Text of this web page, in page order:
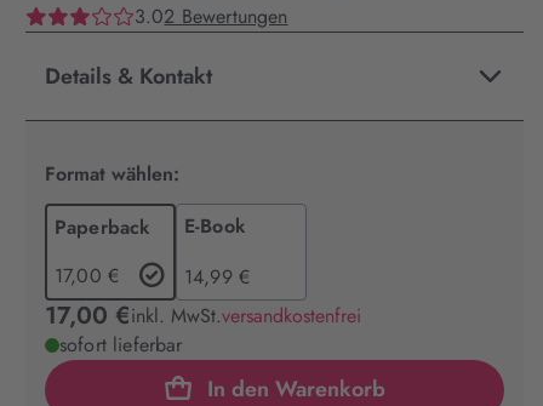
3.02 Bewertungen
Details & Kontakt
Format wählen:
Paperback
17,00 €
E-Book
14,99 €
17,00 €inkl. MwSt.versandkostenfrei
sofort lieferbar
In den Warenkorb